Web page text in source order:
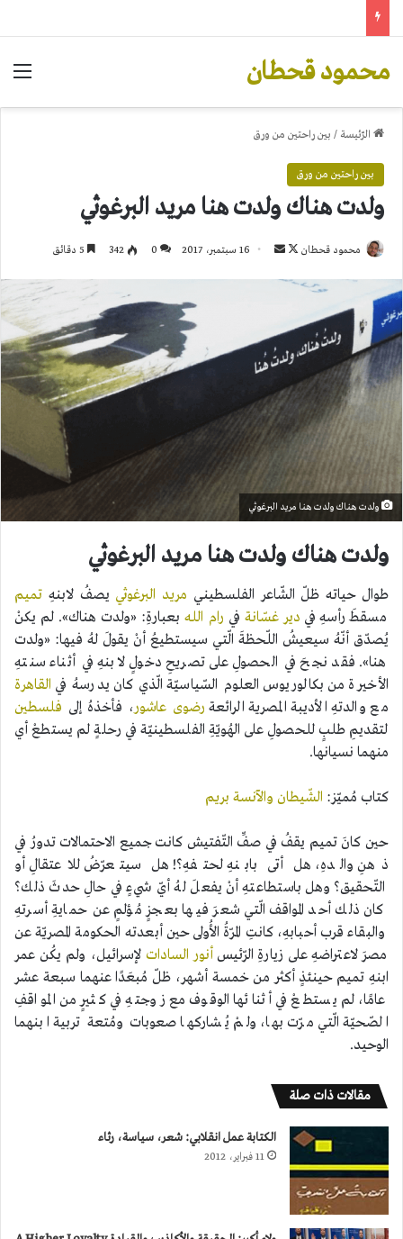
محمود قحطان
الرّئيسة / بين راحتين من ورق
بين راحتين من ورق
ولدت هناك ولدت هنا مريد البرغوثي
محمود قحطان
تابعأرسل
16 سبتمبر، 2017 0
342
ولدت هناك ولدت هنا مريد البرغوثي
ولدت هناك ولدت هنا مريد البرغوثي
طوال حياته ظلّ الشّاعر الفلسطيني مريد البرغوثي يصفُ لابنهِ تميم
مسقطَ رأسهِ في دير غسّانة في رام اللهبعبارةِ: «ولدت هناك». لم يكنْ
يُصدّق أنّهُ سيعيشُ اللّحظةَ الّتي سيستطيعُ أنْ يقولَ لهُ فيها: «ولدت
هنا». فقد نجحَ في الحصولِ على تصريحِ دخولٍ لابنهِ في أثناء سنتهِ
الأخيرة من بكالوريوس العلوم السّياسيّة الّذي كان يدرسهُ في القاهرة
مع والدتهِ الأديبة المصرية الرائعة رضوى عاشور، فأخذهُ إلى فلسطين
لتقديمِ طلبٍ للحصولِ على الهُويّةِ الفلسطينيّة في رحلةٍ لم يستطعْ أي
منهما نسيانها.
كتاب مُميّز: الشّيطان والآنسة بريم
حين كانَ تميم يقفُ في صفِّ التّفتيش كانت جميع الاحتمالات تدورُ في
ذهنِ والدهِ، هل أتى بابنهِ لحتفهِ؟! هل سيتعرّضُ للاعتقالِ أو
التّحقيق؟ وهل باستطاعتهِ أنْ يفعلَ لهُ أيّ شيءٍ في حالِ حدثَ ذلك؟
كان ذلك أحد المواقف الّتي شعرَ فيها بعجزٍ مُؤلمٍ عن حمايةِ أسرتهِ
والبقاء قرب أحبابهِ، كانتِ المرّةُ الأُولى حين أبعدته الحكومة المصريّة عن
مصرَ لاعتراضهِ على زيارةِ الرّئيس أنور السادات لإسرائيل، ولم يكُن عمر
ابنهِ تميم حينئذٍ أكثر من خمسة أشهر، ظلّ مُبعَدًا عنهما سبعة عشر
عامًا، لم يستطعْ في أثنائها الوقوف مع زوجتهِ في كثيرٍ من المواقفِ
الصّحيّة الّتي مرّت بها، ولمْ يُشاركها صعوبات ومُتعة تربية ابنهما
الوحيد.
مقالات ذات صلة
الكتابة عمل انقلابي: شعر، سياسة، رثاء
11 فبراير، 2012